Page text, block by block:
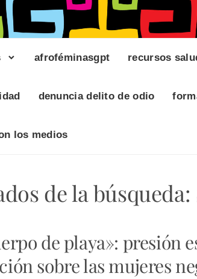
afroféminasgpt recursos
denuncia delito de odio
los medios
de la búsqueda:
de playa»: presión
sobre las mujeres